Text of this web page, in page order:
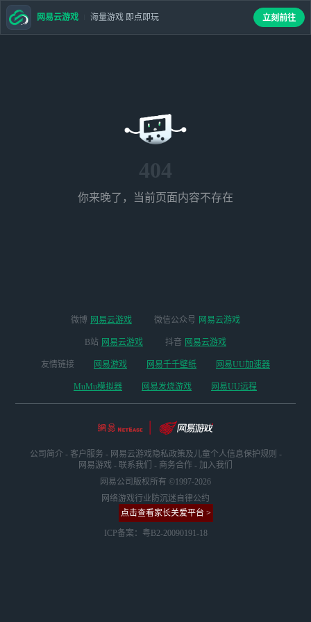
404
你来晚了，当前页面内容不存在
网易云游戏 海量游戏 即点即玩 立刻前往
微博 网易云游戏 微信公众号 网易云游戏
B站 网易云游戏 抖音 网易云游戏
友情链接 网易游戏 网易千千壁纸 网易UU加速器
MuMu模拟器 网易发烧游戏 网易UU远程
公司简介 - 客户服务 - 网易云游戏隐私政策及儿童个人信息保护规则 -
网易游戏 - 联系我们 - 商务合作 - 加入我们
网易公司版权所有 ©1997-2026
网络游戏行业防沉迷自律公约
点击查看家长关爱平台 >
ICP备案：粤B2-20090191-18